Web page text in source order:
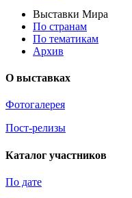
Выставки Мира
По странам
По тематикам
Архив
О выставках
Фотогалерея
Пост-релизы
Каталог участников
По дате